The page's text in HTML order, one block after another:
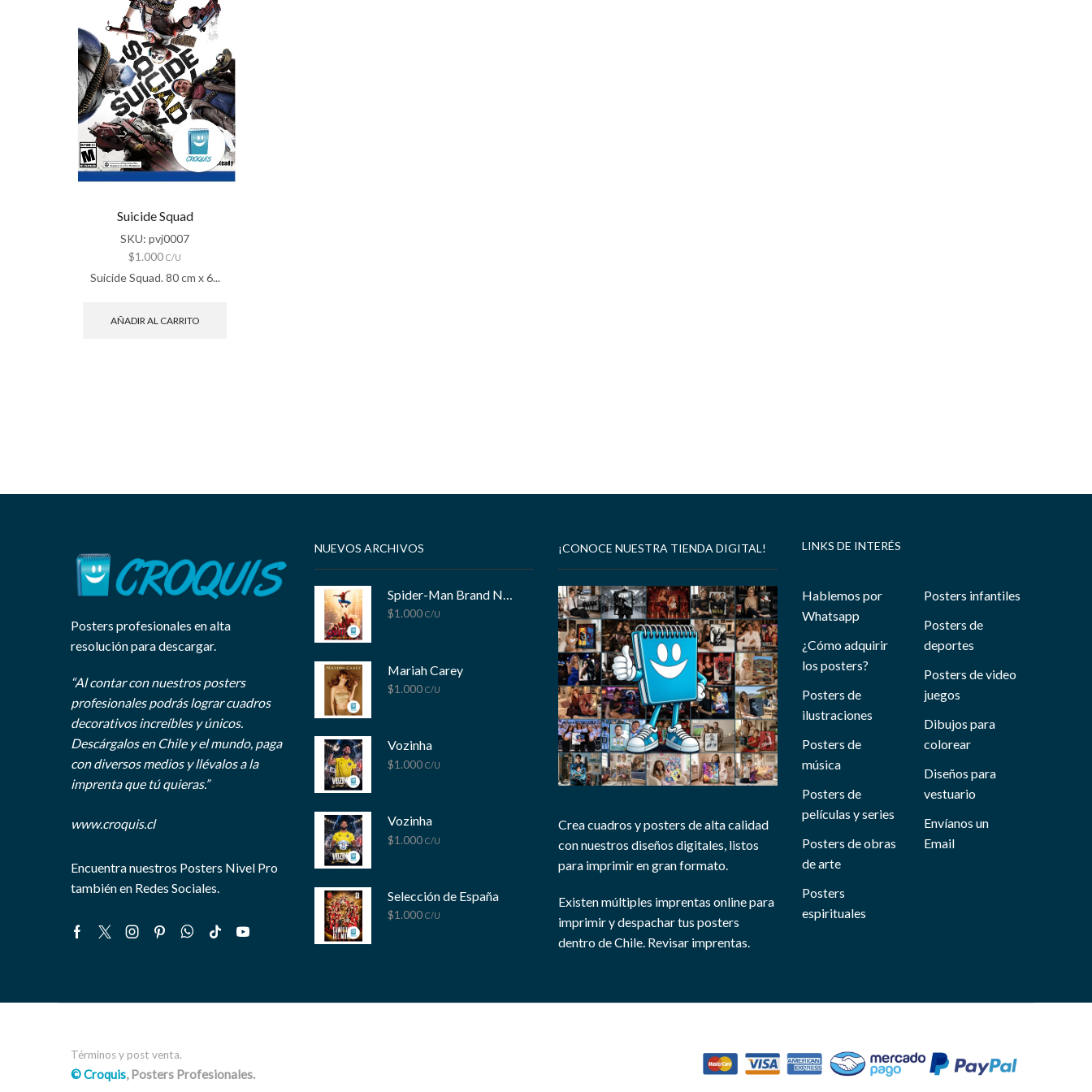
Suicide Squad
SKU: pvj0007
$1.000 C/U
Suicide Squad. 80 cm x 6...
AÑADIR AL CARRITO
Posters profesionales en alta
resolución para descargar.
“Al contar con nuestros posters
profesionales podrás lograr cuadros
decorativos increíbles y únicos.
Descárgalos en Chile y el mundo, paga
con diversos medios y llévalos a la
imprenta que tú quieras.”
www.croquis.cl
Encuentra nuestros Posters Nivel Pro
también en Redes Sociales.
Facebook
TwitterInstagram
PinterestWhatsapp
Tik- Youtube
NUEVOS ARCHIVOS
$1.000 C/U
Mariah Carey
$1.000 C/U
Vozinha
$1.000 C/U
Vozinha
$1.000 C/U
Selección de España
$1.000 C/U
¡CONOCE NUESTRA TIENDA DIGITAL!
Crea cuadros y posters de alta calidad
con nuestros diseños digitales, listos
para imprimir en gran formato.
Existen múltiples imprentas online para
imprimir y despachar tus posters
dentro de Chile. Revisar imprentas.
LINKS DE INTERÉS
Hablemos por
Whatsapp
¿Cómo adquirir
los posters?
Posters de
ilustraciones
Posters de
música
Posters de
películas y series
Posters de obras
de arte
Posters
espirituales
Posters infantiles
Posters de
deportes
Posters de video
juegos
Dibujos para
colorear
Diseños para
vestuario
Envíanos un
Email
Términos y post venta.
© Croquis, Posters Profesionales.